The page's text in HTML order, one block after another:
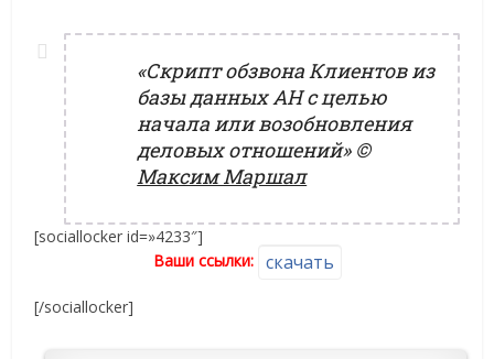
«Скрипт обзвона Клиентов из
базы данных АН с целью
начала или возобновления
деловых отношений»©
Максим Маршал
[sociallocker id=»4233″]
Ваши ссылки:
скачать
[/sociallocker]